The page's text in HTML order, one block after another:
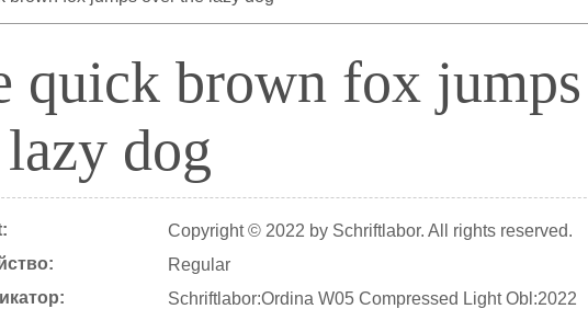
quick brown fox
dog
Copyright © 2022 by Schriftlabor. All rights reserved.
Regular
Schriftlabor:Ordina W05 Compressed Light Obl:2022